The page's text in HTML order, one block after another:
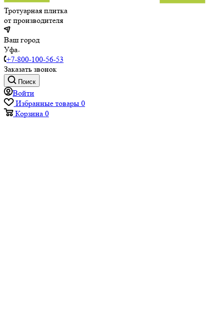
Тротуарная плитка
от производителя
Ваш город
Уфа
+7-800-100-56-53
Заказать звонок
Поиск
Войти
Избранные товары 0
Корзина 0